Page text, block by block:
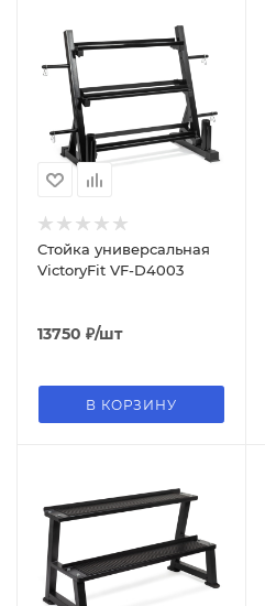
Стойка универсальная
VictoryFit VF-D4003
13750 ₽/шт
В КОРЗИНУ